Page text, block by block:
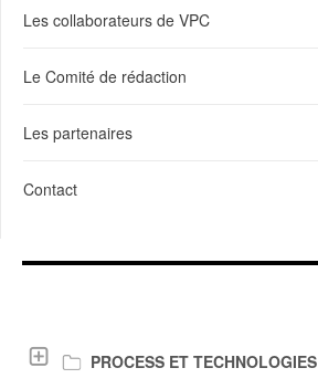
Les collaborateurs de VPC
Le Comité de rédaction
Les partenaires
Contact
PROCESS ET TECHNOLOGIES